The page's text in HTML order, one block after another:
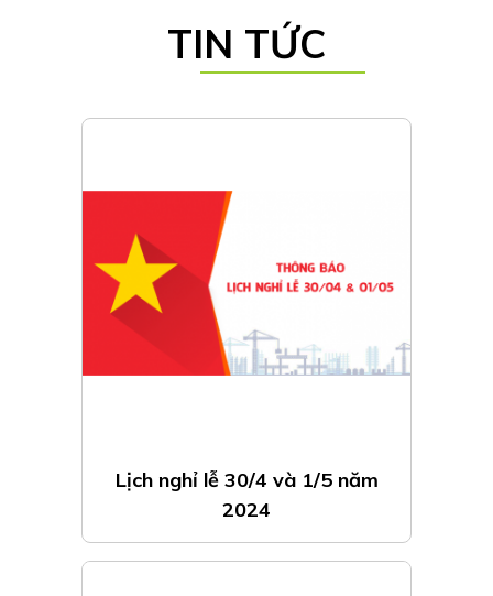
TIN TỨC
Lịch nghỉ lễ 30/4 và 1/5 năm
2024